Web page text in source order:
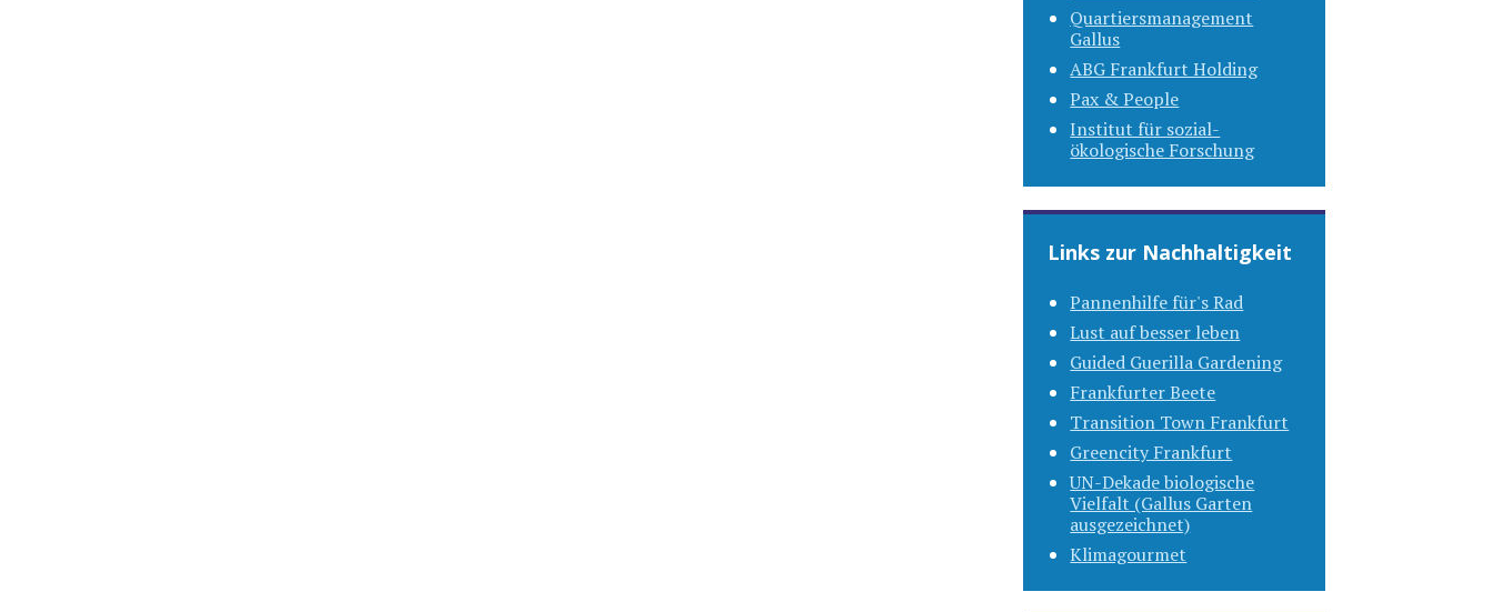
Quartiersmanagement
Gallus
ABG Frankfurt Holding
Pax & People
Institut für sozial-
ökologische Forschung
Links zur Nachhaltigkeit
Pannenhilfe für's Rad
Lust auf besser leben
Guided Guerilla Gardening
Frankfurter Beete
Transition Town Frankfurt
Greencity Frankfurt
UN-Dekade biologische
Vielfalt (Gallus Garten
ausgezeichnet)
Klimagourmet